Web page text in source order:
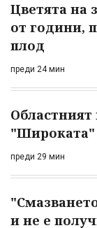
Цветята на
от години,
плод
преди 24 мин
"Широката"
преди 29 мин
и не е